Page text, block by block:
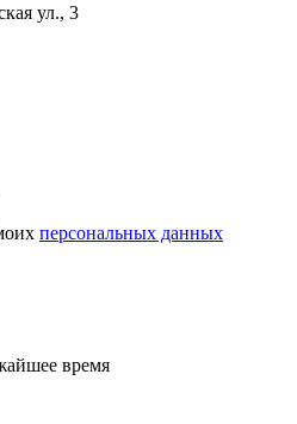
ул., 3
персональных данных
время